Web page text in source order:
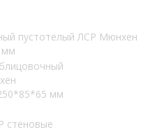
пустотелый ЛСР Мюнхен
мм
мм
стеновые